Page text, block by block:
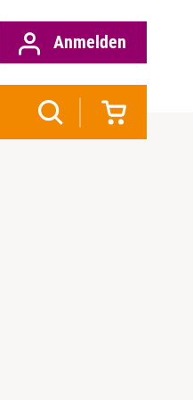
Anmelden